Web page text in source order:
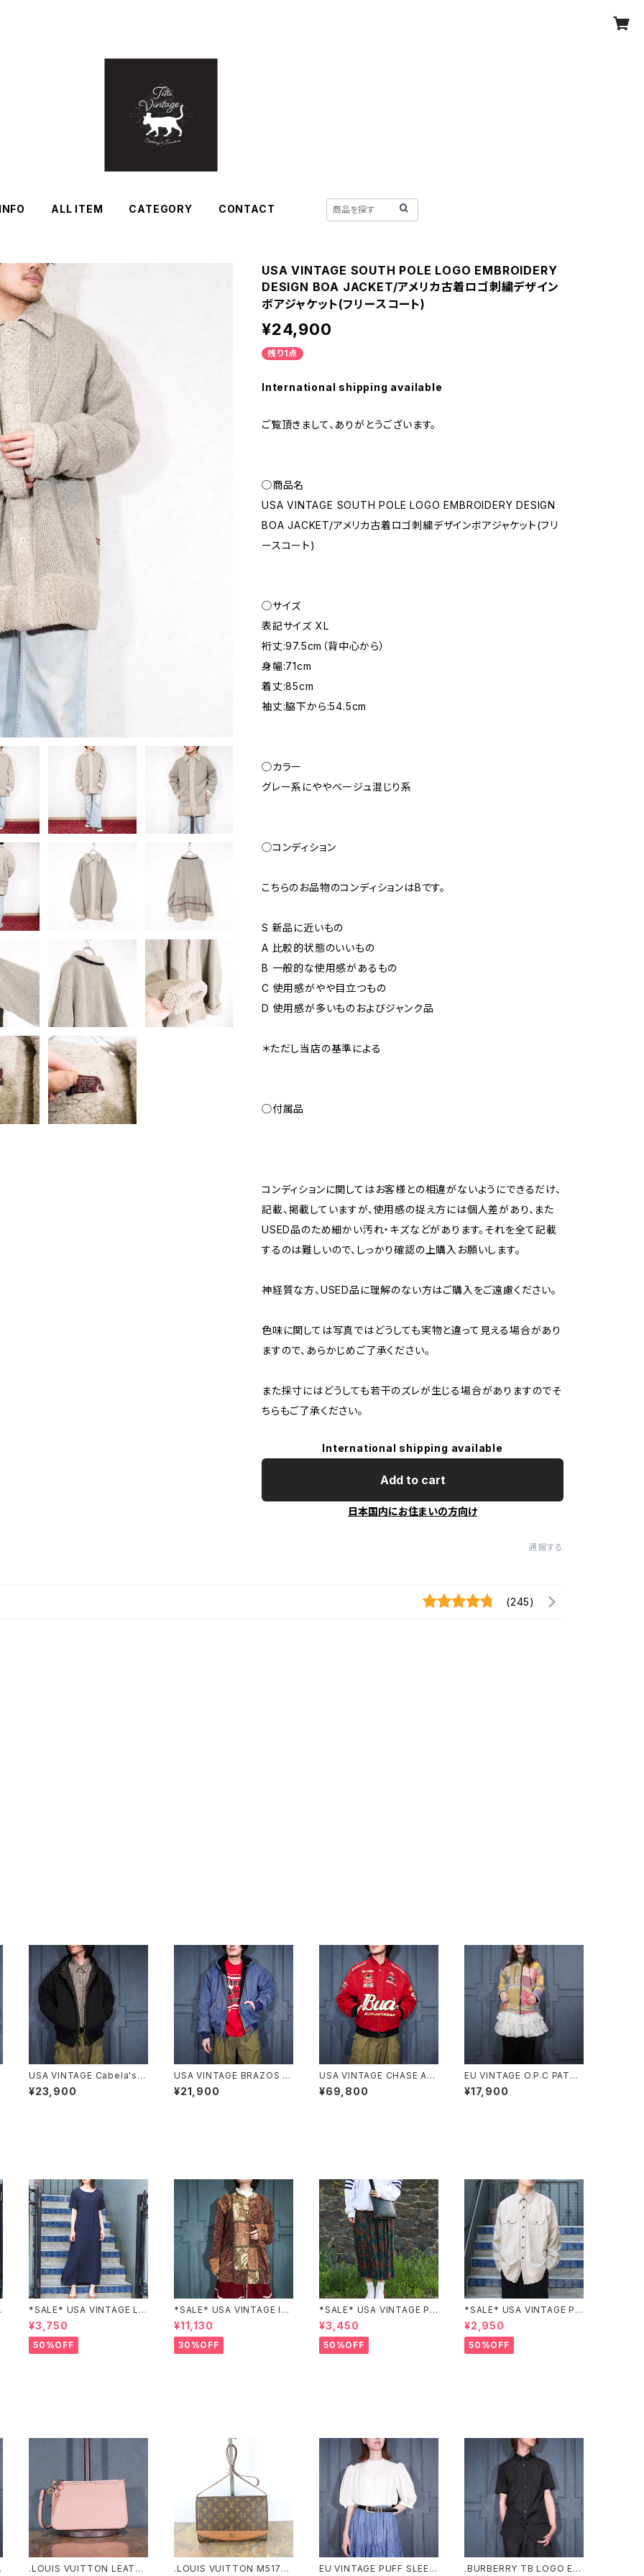
ALL ITEM CATEGORY CONTACT
USA VINTAGE SOUTH POLE LOGO EMBROIDERY
DESIGN BOA JACKET/アメリカ古着ロゴ刺繍デザイン
ボアジャケット(フリースコート)
¥24,900
残り1点
International shipping available
ご覧頂きまして、ありがとうございます。
◯商品名
USA VINTAGE SOUTH POLE LOGO EMBROIDERY DESIGN
BOA JACKET/アメリカ古着ロゴ刺繍デザインボアジャケット(フリ
ースコート)
◯サイズ
表記サイズ XL
裄丈:97.5cm（背中心から）
身幅:71cm
着丈:85cm
袖丈:脇下から:54.5cm
◯カラー
グレー系にややベージュ混じり系
◯コンディション
こちらのお品物のコンディションはBです。
S 新品に近いもの
A 比較的状態のいいもの
B 一般的な使用感があるもの
C 使用感がやや目立つもの
D 使用感が多いものおよびジャンク品
＊ただし当店の基準による
◯付属品
コンディションに関してはお客様との相違がないようにできるだけ、
記載、掲載していますが、使用感の捉え方には個人差があり、また
USED品のため細かい汚れ・キズなどがあります。それを全て記載
するのは難しいので、しっかり確認の上購入お願いします。
神経質な方、USED品に理解のない方はご購入をご遠慮ください。
色味に関しては写真ではどうしても実物と違って見える場合があり
ますので、あらかじめご了承ください。
また採寸にはどうしても若干のズレが生じる場合がありますのでそ
ちらもご了承ください。
International shipping available
Add to cart
日本国内にお住まいの方向け
通報する
(245)
USA VINTAGE Cabela's P
ADING DESIGN HOODIE Z
IP UP DUCK BLOUSON/ア
¥23,900
USA VINTAGE BRAZOS D
ENIM HOODIE ZIP UP BL
OUSON/アメリカ古着デニム
¥21,900
USA VINTAGE CHASE AU
THENTICS JH DESIGN G
ROUP JEFF HAMILTON B
¥69,800
EU VINTAGE O.P.C PATC
HWORK DESIGN HOODIE
BLOUSON MADE IN NEPA
¥17,900
*SALE* USA VINTAGE LIZ
claiborne EMBROIDERY
DESIGN NAVY ONE PIEC
E/アメリカ古着刺繍デザイン
ネイビーワンピース
¥3,750
50%OFF
*SALE* USA VINTAGE Ind
igo moon PATCHWORK E
MBROIDERY DESIGN JAC
KET/アメリカ古着パッチワー
ク刺繍ジャケット
¥11,130
30%OFF
*SALE* USA VINTAGE PAI
SLEY PATTERNED DESIG
N SKIRT/アメリカ古着ペイズ
リー柄デザインスカート
¥3,450
50%OFF
*SALE* USA VINTAGE PO
CKET DESIGN SHIRT/アメ
リカ古着ポケットデザインシャ
ツ
¥2,950
50%OFF
.LOUIS VUITTON LEATHE
.LOUIS VUITTON M5179
EU VINTAGE PUFF SLEEV
.BURBERRY TB LOGO EM